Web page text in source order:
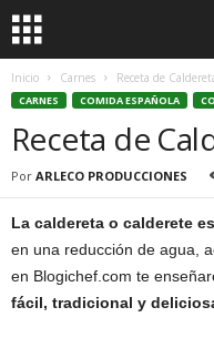
Inicio Carnes Receta de
CARNES COMIDA ESPAÑOLA
Receta de
Por ARLECO PRODUCCIONES
La caldereta o calderete
en una reducción de agua,
en Blogichef.com te
fácil, tradicional y